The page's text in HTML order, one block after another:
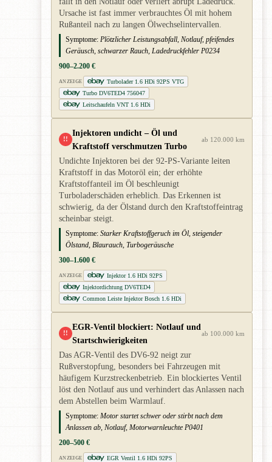
Ursache ist fast immer verbrauchtes Öl mit hohem
Rußanteil nach zu langen Ölwechselintervallen.
Symptome: Plötzlicher Leistungsabfall, Notlauf, pfeifendes
Geräusch, schwarzer Rauch, Ladedruckfehler P0234
900–2.200 €
ANZEIGE
Turbolader 1.6 HDi 92PS VTG
Turbo DV6TED4 756047
Leitschaufeln VNT 1.6 HDi
!!
Injektoren undicht – Öl und
Kraftstoff verschmutzen Turbo
ab 120.000 km
Undichte Injektoren bei der 92-PS-Variante leiten
Kraftstoff in das Motoröl ein; der erhöhte
Kraftstoffanteil im Öl beschleunigt
Turboladerschäden erheblich. Das Erkennen ist
schwierig, da der Ölstand durch den Kraftstoffeintrag
scheinbar steigt.
Symptome: Starker Kraftstoffgeruch im Öl, steigender
Ölstand, Blaurauch, Turbogeräusche
300–1.600 €
ANZEIGE
Injektor 1.6 HDi 92PS
Injektordichtung DV6TED4
Common Leiste Injektor Bosch 1.6 HDi
!!
EGR-Ventil blockiert: Notlauf und
Startschwierigkeiten
ab 100.000 km
Das AGR-Ventil des DV6-92 neigt zur
Rußverstopfung, besonders bei Fahrzeugen mit
häufigem Kurzstreckenbetrieb. Ein blockiertes Ventil
löst den Notlauf aus und verhindert das Anlassen nach
dem Abstellen beim Warmlauf.
Symptome: Motor startet schwer oder stirbt nach dem
Anlassen ab, Notlauf, Motorwarnleuchte P0401
200–500 €
ANZEIGE
EGR Ventil 1.6 HDi 92PS